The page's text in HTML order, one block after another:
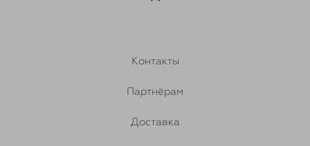
Контакты
Партнёрам
Доставка